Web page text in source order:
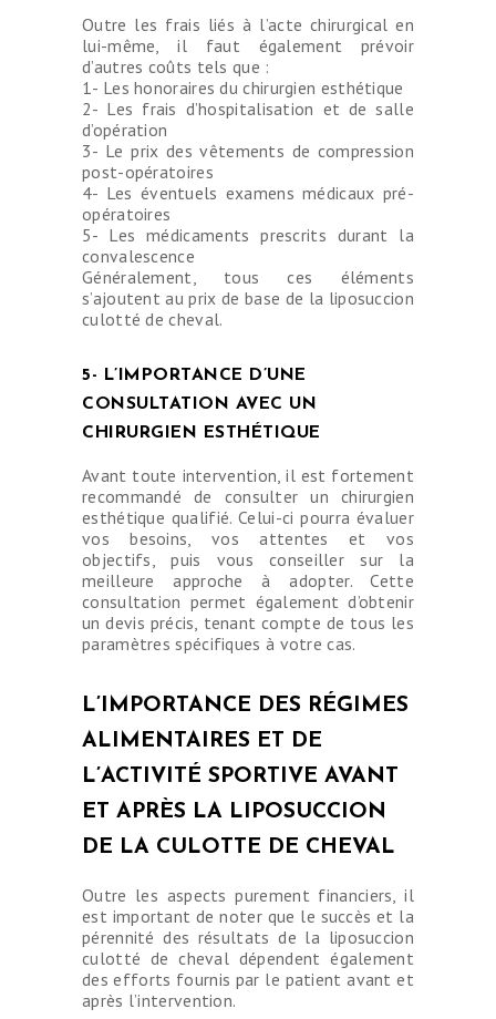
Outre les frais liés à l’acte chirurgical en
lui-même, il faut également prévoir
d’autres coûts tels que :
1- Les honoraires du chirurgien esthétique
2- Les frais d’hospitalisation et de salle
d’opération
3- Le prix des vêtements de compression
post-opératoires
4- Les éventuels examens médicaux pré-
opératoires
5- Les médicaments prescrits durant la
convalescence
Généralement, tous ces éléments
s’ajoutent au prix de base de la liposuccion
culotté de cheval.
5- L’IMPORTANCE D’UNE
CONSULTATION AVEC UN
CHIRURGIEN ESTHÉTIQUE
Avant toute intervention, il est fortement
recommandé de consulter un chirurgien
esthétique qualifié. Celui-ci pourra évaluer
vos besoins, vos attentes et vos
objectifs, puis vous conseiller sur la
meilleure approche à adopter. Cette
consultation permet également d’obtenir
un devis précis, tenant compte de tous les
paramètres spécifiques à votre cas.
L’IMPORTANCE DES RÉGIMES
ALIMENTAIRES ET DE
L’ACTIVITÉ SPORTIVE AVANT
ET APRÈS LA LIPOSUCCION
DE LA CULOTTE DE CHEVAL
Outre les aspects purement financiers, il
est important de noter que le succès et la
pérennité des résultats de la liposuccion
culotté de cheval dépendent également
des efforts fournis par le patient avant et
après l’intervention.